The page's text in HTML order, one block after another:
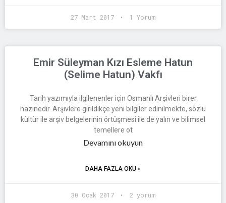
27 Mart 2017 1 Yorum
Emir Süleyman Kızı Esleme Hatun
(Selime Hatun) Vakfı
Tarih yazımıyla ilgilenenler için Osmanlı Arşivleri birer
hazinedir. Arşivlere girildikçe yeni bilgiler edinilmekte, sözlü
kültür ile arşiv belgelerinin örtüşmesi ile de yalın ve bilimsel
temellere ot
Devamını okuyun
DAHA FAZLA OKU »
30 Ocak 2017 2 yorum